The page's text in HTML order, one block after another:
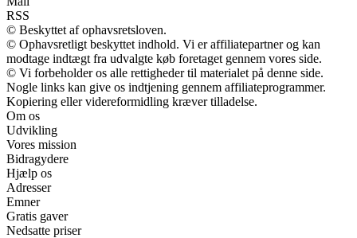
RSS
© Beskyttet af ophavsretsloven.
© Ophavsretligt beskyttet indhold. Vi er affiliatepartner og kan
modtage indtægt fra udvalgte køb foretaget gennem vores side.
© Vi forbeholder os alle rettigheder til materialet på denne side.
Nogle links kan give os indtjening gennem affiliateprogrammer.
Kopiering eller videreformidling kræver tilladelse.
Om os
Udvikling
Vores mission
Bidragydere
Hjælp os
Adresser
Emner
Gratis gaver
Nedsatte priser